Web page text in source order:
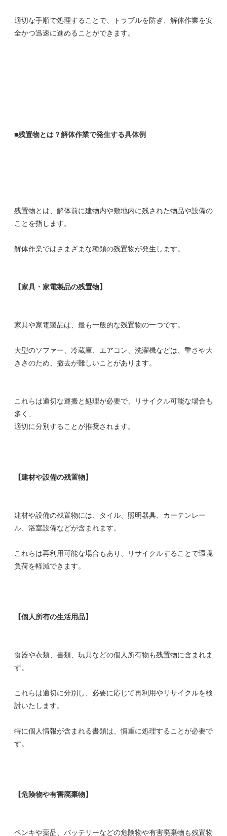
適切な手順で処理することで、トラブルを防ぎ、解体作業を安
全かつ迅速に進めることができます。
■残置物とは？解体作業で発生する具体例
残置物とは、解体前に建物内や敷地内に残された物品や設備の
ことを指します。
解体作業ではさまざまな種類の残置物が発生します。
【家具・家電製品の残置物】
家具や家電製品は、最も一般的な残置物の一つです。
大型のソファー、冷蔵庫、エアコン、洗濯機などは、重さや大
きさのため、撤去が難しいことがあります。
これらは適切な運搬と処理が必要で、リサイクル可能な場合も
多く、
適切に分別することが推奨されます。
【建材や設備の残置物】
建材や設備の残置物には、タイル、照明器具、カーテンレー
ル、浴室設備などが含まれます。
これらは再利用可能な場合もあり、リサイクルすることで環境
負荷を軽減できます。
【個人所有の生活用品】
食器や衣類、書類、玩具などの個人所有物も残置物に含まれま
す。
これらは適切に分別し、必要に応じて再利用やリサイクルを検
討いたします。
特に個人情報が含まれる書類は、慎重に処理することが必要で
す。
【危険物や有害廃棄物】
ペンキや薬品、バッテリーなどの危険物や有害廃棄物も残置物